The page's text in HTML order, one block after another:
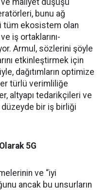
bunu ağ
tüm ekosistem olan
iş ortaklarını-
Armul, sözlerini şöyle
etkinleştirmek için
dağıtımların optimize
türlü verimliliğe
altyapı tedarikçileri ve
bir iş birliği
5G
ve “iyi
ancak bu unsurların